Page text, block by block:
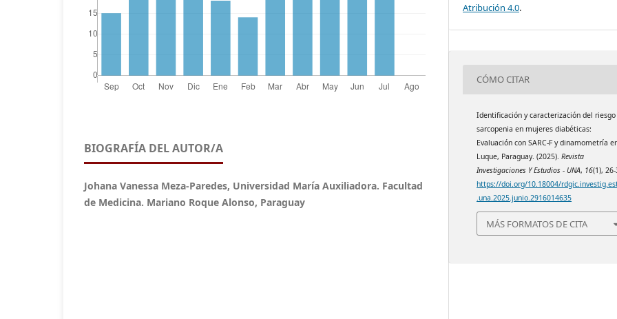
BIOGRAFÍA DEL AUTOR/A
Johana Vanessa Meza-Paredes, Universidad María Auxiliadora. Facultad
de Medicina. Mariano Roque Alonso, Paraguay
Atribución 4.0.
CÓMO CITAR
Identificación y caracterización del riesgo
sarcopenia en mujeres diabéticas:
Evaluación con SARC-F y dinamometría
Luque, Paraguay. (2025).Revista
Investigaciones Y Estudios - UNA, 16(1),
https://doi.org/10.18004/
.una.2025.junio.2916014635
MÁS FORMATOS DE CITA